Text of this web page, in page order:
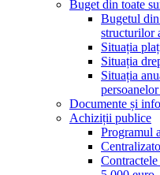
Buget din toate
Bugetul din
structurilor
Situația
Situația
Situația
Documente și
Achiziții publice
Programul